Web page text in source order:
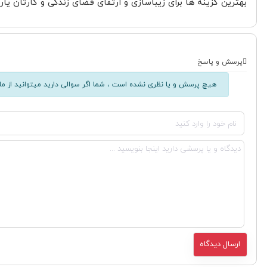
بهترین گزینه ها برای زیباسازی و ارتقای فضای زندگی و کارتان
پرسش و پاسخ
هیچ پرسش و یا نظری نشده است ، شما اگر سوالی دارید میتوانید از